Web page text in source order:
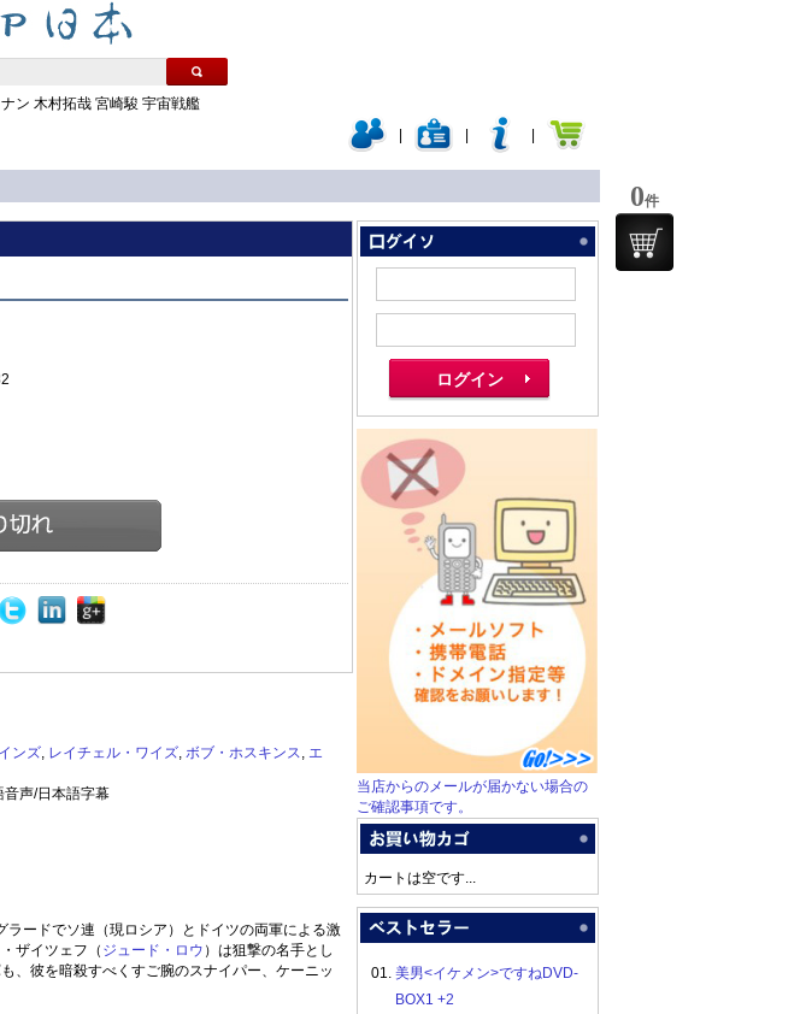
ン 木村拓哉 宮崎駿 宇宙戦艦
ンズ, レイチェル・ワイズ, ボブ・ホスキンス, エ
音声/日本語字幕
ードでソ連（現ロシア）とドイツの両軍による激
ザイツェフ（ ジュード・ロウ ）は狙撃の名手とし
、彼を暗殺すべくすご腕のスナイパー、ケーニッ
当店からのメールが届かない場合の
ご確認事項です。
カートは空です...
01. 美男<イケメン>ですねDVD-
BOX1 +2
0件